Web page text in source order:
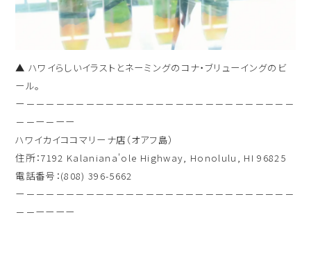
▲ ハワイらしいイラストとネーミングのコナ・ブリューイングのビ
ール。
ー－－－－－－－－－－－－－－－－－－－－－－－－－－－
－－ー－ーー
ハワイカイココマリーナ店（オアフ島）
住所：7192 Kalaniana'ole Highway, Honolulu, HI 96825
電話番号：(808) 396-5662
ー－－－－－－－－－－－－－－－－－－－－－－－－－－－
－－ーーーー